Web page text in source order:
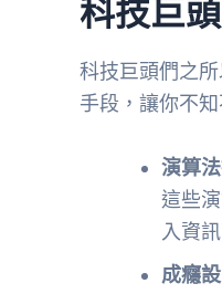
科技巨
科技巨頭們之
手段，讓你不
演算法
這些
入資
成癮設